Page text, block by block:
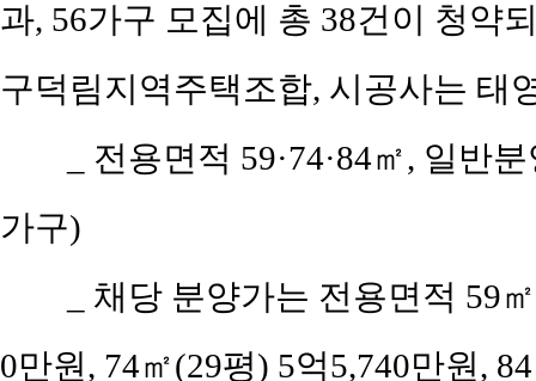
과, 56가구 모집에 총 38건이 청약
구덕림지역주택조합, 시공사는 태
_ 전용면적 59·74·84㎡, 일반
가구)
_ 채당 분양가는 전용면적 59
0만원, 74㎡(29평) 5억5,740만원,